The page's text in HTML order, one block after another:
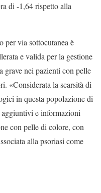
di -1,64 rispetto alla
per via sottocutanea è
e valida per la gestione
grave nei pazienti con pelle
«Considerata la scarsità di
in questa popolazione di
e informazioni
con pelle di colore, con
alla psoriasi come